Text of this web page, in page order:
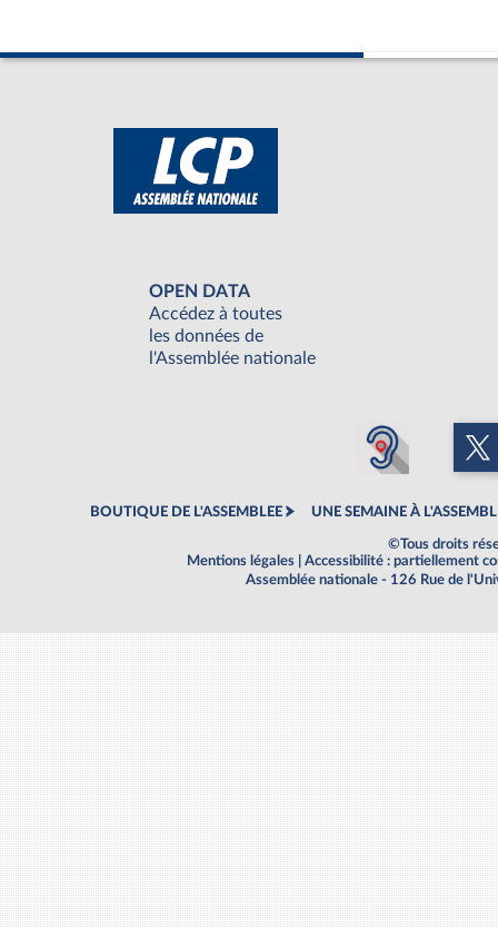
OPEN DATA
Accédez à toutes
les données de
l'Assemblée nationale
BOUTIQUE DE L'ASSEMBLEE UNE SEMAINE À
©Tous droits
Mentions légales
Accessibilité : partiellement
Assemblée nationale - 126 Rue de